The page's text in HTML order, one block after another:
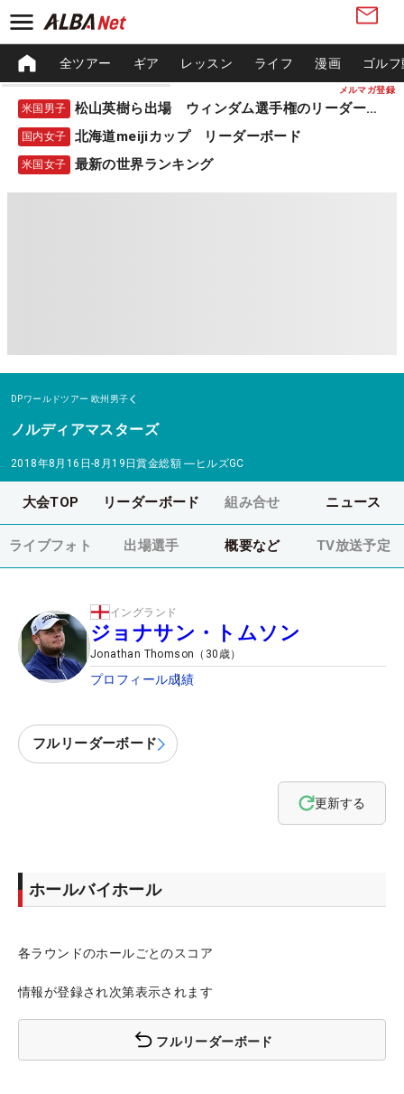
メルマガ登録
全ツアー ギア レッスン ライフ 漫画 ゴル
米国男子 松山英樹ら出場 ウィンダム選手権のリーダーボード
国内女子 北海道meijiカップ リーダーボード
米国女子 最新の世界ランキング
DPワールドツアー 欧州男子
ノルディアマスターズ
2018年8月16日-8月19日賞金総額 ― ヒルズGC
大会TOP リーダーボード 組み合せ ニュース
ライブフォト 出場選手 概要など TV放送予定
イングランド
ジョナサン・トムソン
Jonathan Thomson （ 30 歳）
プロフィール成績
フルリーダーボード
更新する
ホールバイホール
各ラウンドのホールごとのスコア
情報が登録され次第表示されます
フルリーダーボード